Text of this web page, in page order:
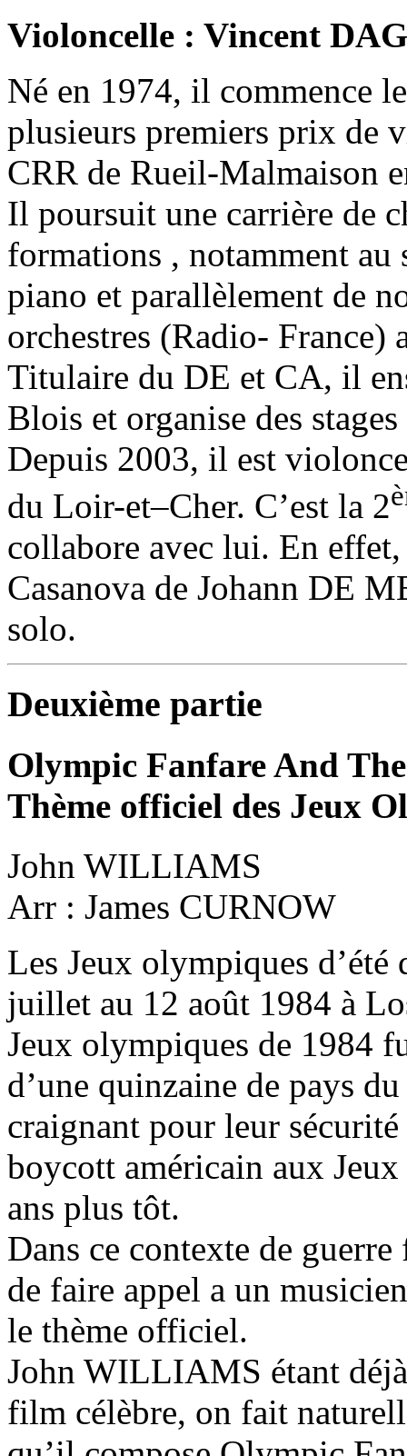
Violoncelle : Vincent
Né en 1974, il commence
plusieurs premiers prix de
CRR de Rueil-Malmaison
Il poursuit une carrière de
formations , notamment
piano et parallèlement de
orchestres (Radio- France)
Titulaire du DE et CA, il
Blois et organise des
Depuis 2003, il est
du Loir-et–Cher. C’est la 2
collabore avec lui. En
Casanova de Johann DE
solo.
Deuxième partie
Olympic Fanfare And
Thème officiel des Jeux
John WILLIAMS
Arr : James CURNOW
Les Jeux olympiques d’été
juillet au 12 août 1984 à
Jeux olympiques de 1984
d’une quinzaine de pays
craignant pour leur
boycott américain aux
ans plus tôt.
Dans ce contexte de
de faire appel a un
le thème officiel.
John WILLIAMS étant
film célèbre, on fait